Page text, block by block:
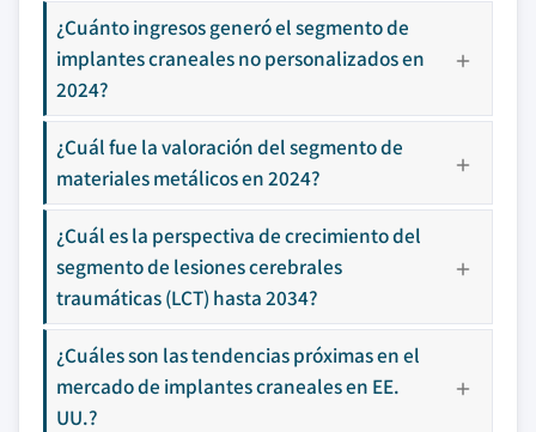
¿Cuánto ingresos generó el segmento de
implantes craneales no personalizados en
2024?
¿Cuál fue la valoración del segmento de
materiales metálicos en 2024?
¿Cuál es la perspectiva de crecimiento del
segmento de lesiones cerebrales
traumáticas (LCT) hasta 2034?
¿Cuáles son las tendencias próximas en el
mercado de implantes craneales en EE.
UU.?